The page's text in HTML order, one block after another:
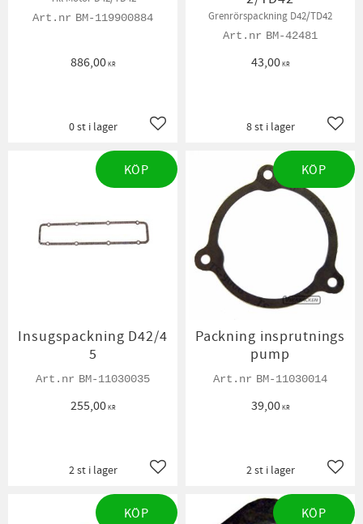
BM-119900884
886,00KR
Lägg till i favoriter
0 st i lager
Grenrörspackning D42/TD42
BM-42481
43,00KR
8 st i lager
Insugspackning D42/4
5
BM-11030035
255,00KR
Lägg till i favoriter
2 st i lager
KÖP
Packning insprutnings
pump
BM-11030014
39,00KR
2 st i lager
KÖP
KÖP KÖP